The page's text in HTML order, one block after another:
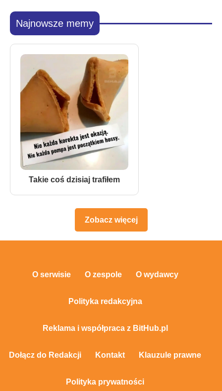
Najnowsze memy
Takie coś dzisiaj trafiłem
Zobacz więcej
O serwisie O zespole O wydawcy
Polityka redakcyjna
Reklama i współpraca z BitHub.pl
Dołącz do Redakcji Kontakt Klauzule prawne
Polityka prywatności